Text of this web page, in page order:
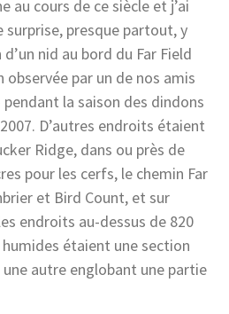
au cours de ce siècle et j’ai
surprise, presque partout, y
nid au bord du Far Field
par un de nos amis
la saison des dindons
D’autres endroits étaient
Ridge, dans ou près de
pour les cerfs, le chemin Far
et Bird Count, et sur
endroits au-dessus de 820
étaient une section
autre englobant une partie